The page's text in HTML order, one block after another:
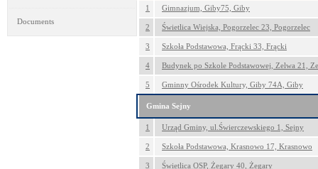
Documents
1 Gimnazjum, Giby75, Giby
2 Świetlica Wiejska, Pogorzelec 23, Pogorzelec
3 Szkoła Podstawowa, Frącki 33, Frącki
4 Budynek po Szkole Podstawowej, Zelwa 21,
5 Gminny Ośrodek Kultury, Giby 74A, Giby
Gmina Sejny
1 Urząd Gminy, ul.Świerczewskiego 1, Sejny
2 Szkoła Podstawowa, Krasnowo 17, Krasnowo
3 Świetlica OSP, Żegary 40, Żegary